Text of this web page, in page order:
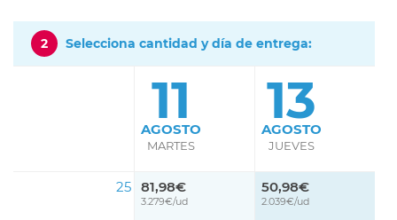
2 Selecciona cantidad y día de entrega:
11
AGOSTO
MARTES
13
AGOSTO
JUEVES
25 81,98€
3.279€/ud
50,98€
2.039€/ud